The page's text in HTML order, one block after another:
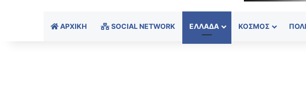
ΑΡΧΙΚΉ SOCIAL NETWORK ΕΛΛΆΔΑ ΚΌΣΜΟΣ